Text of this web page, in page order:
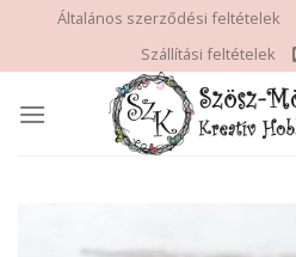
content
Általános szerződési feltételek
Szállítási feltételek